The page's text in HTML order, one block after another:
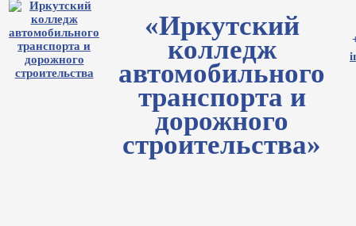
«Иркутский
колледж
автомобильного
транспорта и
дорожного
строительства»